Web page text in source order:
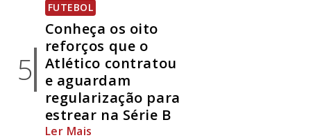
5
FUTEBOL
Conheça os oito
reforços que o
Atlético contratou
e aguardam
regularização para
estrear na Série B
Ler Mais